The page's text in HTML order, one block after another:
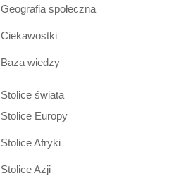
Geografia społeczna
Ciekawostki
Baza wiedzy
Stolice świata
Stolice Europy
Stolice Afryki
Stolice Azji